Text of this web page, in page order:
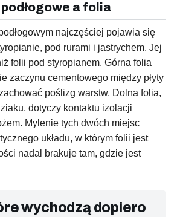
a folia
najczęściej pojawia się
pod rurami i jastrychem. Jej
folii pod styropianem. Górna folia
zaczynu cementowego między płyty
poślizg warstw. Dolna folia,
dotyczy kontaktu izolacji
Mylenie tych dwóch miejsc
układu, w którym folii jest
nadal brakuje tam, gdzie jest
wychodzą dopiero